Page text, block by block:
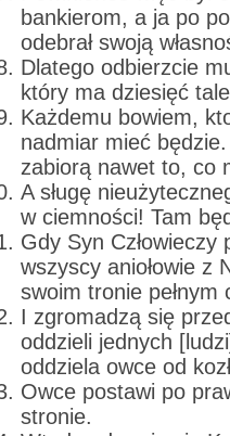
bankierom, a ja po
odebrał swoją
Dlatego odbierzcie
który ma dziesięć
Każdemu bowiem,
nadmiar mieć
zabiorą nawet to, co
A sługę
w ciemności! Tam
Gdy Syn
wszyscy aniołowie z
swoim tronie pełnym
I zgromadzą się
oddzieli jednych
oddziela owce od
Owce postawi po
stronie.